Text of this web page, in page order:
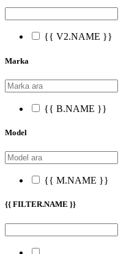
{{ V2.NAME }}
Marka
{{ B.NAME }}
Model
{{ M.NAME }}
{{ FILTER.NAME }}